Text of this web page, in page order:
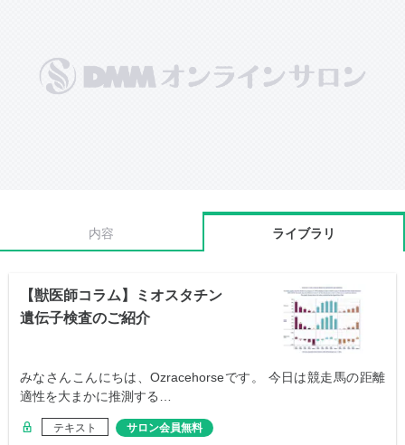
内容 ライブラリ
【獣医師コラム】ミオスタチン
遺伝子検査のご紹介
みなさんこんにちは、Ozracehorseです。 今日は競走馬の距離
適性を大まかに推測する…
テキスト サロン会員無料